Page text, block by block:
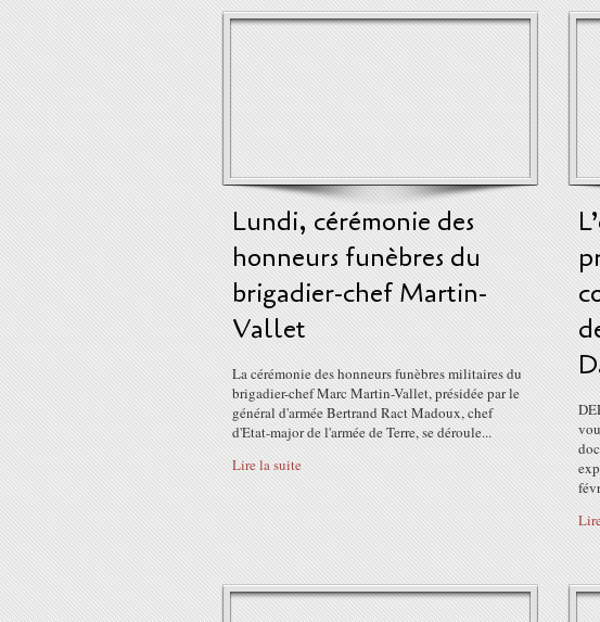
Lundi, cérémonie des
honneurs funèbres du
brigadier-chef Martin-
Vallet
La cérémonie des honneurs funèbres militaires du
brigadier-chef Marc Martin-Vallet, présidée par le
général d'armée Bertrand Ract Madoux, chef
d'Etat-major de l'armée de Terre, se déroule...
Lire la suite